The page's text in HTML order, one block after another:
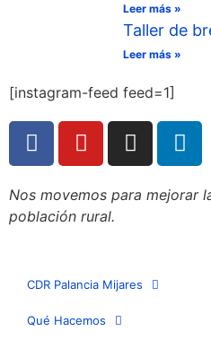
Leer más »
Taller de
Leer más »
[instagram-feed feed=1]
Nos movemos para mejorar
población rural.
CDR Palancia Mijares
Qué Hacemos